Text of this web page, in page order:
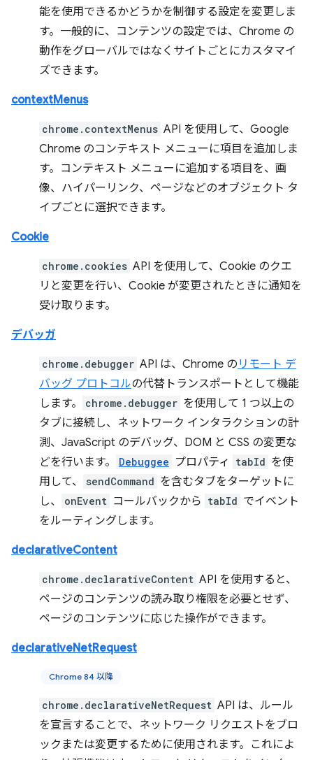
能を使用できるかどうかを制御する設定を変更しま
す。一般的に、コンテンツの設定では、Chrome の
動作をグローバルではなくサイトごとにカスタマイ
ズできます。
contextMenus
chrome.contextMenus API を使用して、Google
Chrome のコンテキスト メニューに項目を追加しま
す。コンテキスト メニューに追加する項目を、画
像、ハイパーリンク、ページなどのオブジェクト タ
イプごとに選択できます。
Cookie
chrome.cookies API を使用して、Cookie のクエ
リと変更を行い、Cookie が変更されたときに通知を
受け取ります。
デバッガ
chrome.debugger API は、Chrome の リモート デ
バッグ プロトコルの代替トランスポートとして機能
します。
chrome.debugger を使用して 1 つ以上の
タブに接続し、ネットワーク インタラクションの計
測、JavaScript のデバッグ、DOM と CSS の変更な
どを行います。
Debuggee プロパティ tabId を使
用して、
sendCommand を含むタブをターゲットに
し、
onEvent コールバックから tabId でイベント
をルーティングします。
declarativeContent
chrome.declarativeContent API を使用すると、
ページのコンテンツの読み取り権限を必要とせず、
ページのコンテンツに応じた操作ができます。
declarativeNetRequest
Chrome 84 以降
chrome.declarativeNetRequest API は、ルール
を宣言することで、ネットワーク リクエストをブロ
ックまたは変更するために使用されます。これによ